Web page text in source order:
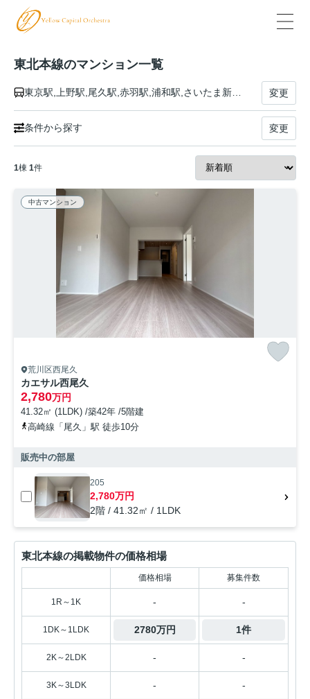
東北本線のマンション一覧
東京駅,上野駅,尾久駅,赤羽駅,浦和駅,さいたま新都心駅,大宮駅,土呂駅,東大宮駅,蓮田駅,白岡駅,新白岡駅,久喜駅,東鷲宮駅,栗橋駅,古河駅,野木駅,間々田駅,小山駅,小金井駅,自治医大駅,石橋駅,雀宮駅,宇都宮駅,岡本駅,宝積寺駅,氏家駅,蒲須坂駅,片岡駅,矢板駅,野崎駅,西那須野駅,那須塩原駅,黒磯駅,高久駅,黒田原駅,豊原駅,白坂駅,新白河駅,白河駅,久田野駅,泉崎駅,矢吹駅,鏡石駅,須賀川駅,安積永盛駅,郡山駅,日和田駅,五百川駅,本宮駅,杉田駅,二本松駅,安達駅,松川駅,金谷川駅,南福島駅,福島駅,東福島駅,伊達駅,桑折駅,藤田駅,貝田駅,越河駅,白石駅,東白石駅,北白川駅,大河原駅,船岡駅,槻木駅,岩沼駅,館腰駅,名取駅,南仙台駅,太子堂駅,長町駅,仙台駅,東仙台駅,岩切駅,新利府駅,利府駅,陸前山王駅,国府多賀城駅,塩釜駅,松島駅,愛宕駅,品井沼駅,鹿島台駅,松山町駅,小牛田駅,田尻駅,瀬峰駅,梅ケ沢駅,新田駅,石越駅,油島駅,花泉駅,清水原駅,有壁駅,一ノ関駅,山ノ目駅,平泉駅,前沢駅,陸中折居駅,水沢駅,金ケ崎駅,六原駅,北上駅,村崎野駅,花巻駅,花巻空港駅,石鳥谷駅,日詰駅,紫波中央駅,古館駅,矢幅駅,岩手飯岡駅,仙北町駅,盛岡駅,八戸駅,陸奥市川駅,下田駅,向山駅,三沢駅,小川原駅,上北町駅,乙供駅,千曳駅,野辺地駅,狩場沢駅,清水川駅,小湊駅,西平内駅,浅虫温泉駅,野内駅,矢田前駅,小柳駅,東青森駅,青森駅 変更
条件から探す 変更
1棟 1件
中古マンション
荒川区西尾久
カエサル西尾久
2,780万円
41.32㎡ (1LDK) /築42年 /5階建
高崎線「尾久」駅 徒歩10分
販売中の部屋
205
2,780万円
2階 / 41.32㎡ / 1LDK
東北本線の掲載物件の価格相場
価格相場 募集件数
1R～1K - -
1DK～1LDK 2780万円 1件
2K～2LDK - -
3K～3LDK - -